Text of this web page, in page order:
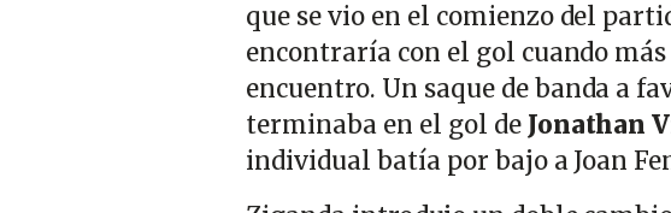
que se vio en el comienzo del
encontraría con el gol cuando
encuentro. Un saque de banda a
terminaba en el gol de Jonathan
individual batía por bajo a Joan